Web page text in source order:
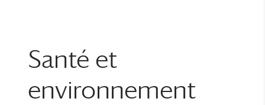
Santé et
environnement